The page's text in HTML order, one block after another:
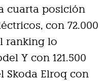
cuarta posición
con 72.000
ranking lo
Y con 121.500
Skoda Elroq con